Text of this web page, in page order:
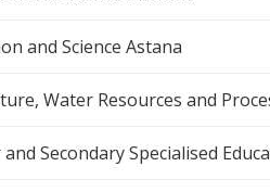
and Science Astana
Water Resources and
Secondary Specialised